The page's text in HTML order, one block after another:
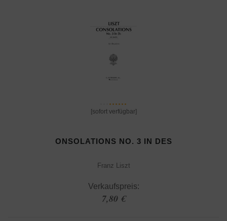
[sofort verfügbar]
ONSOLATIONS NO. 3 IN DES
Franz Liszt
Verkaufspreis:
7,80 €